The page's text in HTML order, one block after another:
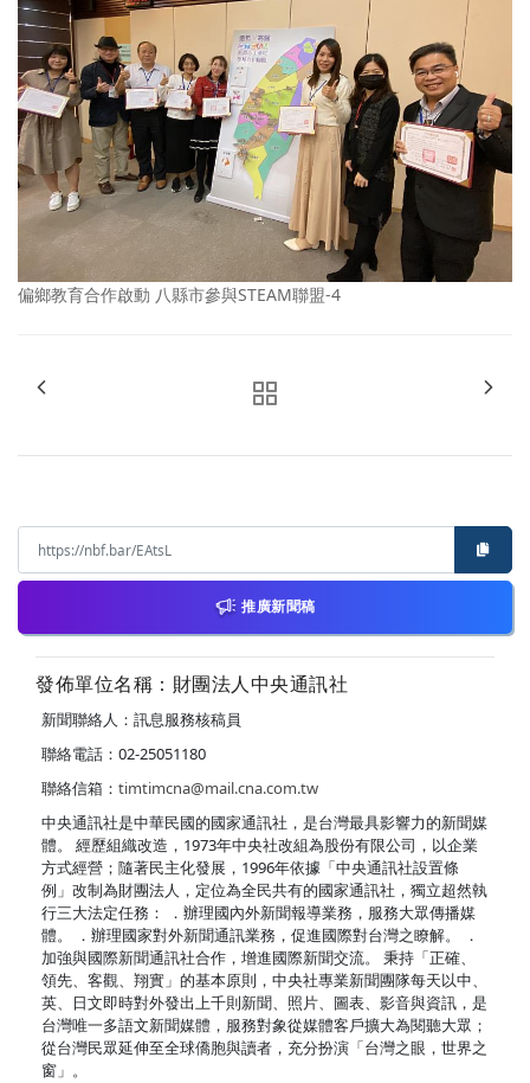
偏鄉教育合作啟動 八縣市參與STEAM聯盟-4
推廣新聞稿
發佈單位名稱：財團法人中央通訊社
新聞聯絡人：訊息服務核稿員
聯絡電話：02-25051180
聯絡信箱： timtimcna@mail.cna.com.tw
中央通訊社是中華民國的國家通訊社，是台灣最具影響力的新聞媒
體。 經歷組織改造，1973年中央社改組為股份有限公司，以企業
方式經營；隨著民主化發展，1996年依據「中央通訊社設置條
例」改制為財團法人，定位為全民共有的國家通訊社，獨立超然執
行三大法定任務： ．辦理國內外新聞報導業務，服務大眾傳播媒
體。 ．辦理國家對外新聞通訊業務，促進國際對台灣之瞭解。 ．
加強與國際新聞通訊社合作，增進國際新聞交流。 秉持「正確、
領先、客觀、翔實」的基本原則，中央社專業新聞團隊每天以中、
英、日文即時對外發出上千則新聞、照片、圖表、影音與資訊，是
台灣唯一多語文新聞媒體，服務對象從媒體客戶擴大為閱聽大眾；
從台灣民眾延伸至全球僑胞與讀者，充分扮演「台灣之眼，世界之
窗」。